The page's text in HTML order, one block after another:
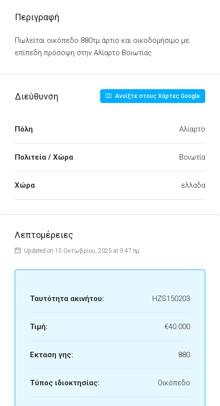
Περιγραφή
Πωλείται οικόπεδο 880τμ άρτιο και οικοδομήσιμο με
επίπεδη πρόσοψη στην Αλίαρτο Βοιωτίας
Διεύθυνση Ανοίξτε στους Χάρτες Google
Πόλη Αλίαρτο
Πολιτεία / Χώρα Βοιωτία
Χώρα ελλαδα
Λεπτομέρειες
Updated on 15 Οκτωβρίου, 2025 at 9:47 πμ
Ταυτότητα ακινήτου: HZS150203
Τιμή: €40.000
Εκταση γης: 880
Τύπος ιδιοκτησίας: Οικόπεδο